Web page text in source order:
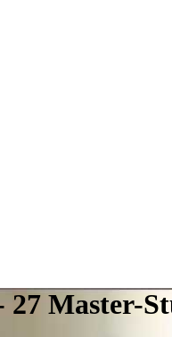
Master-